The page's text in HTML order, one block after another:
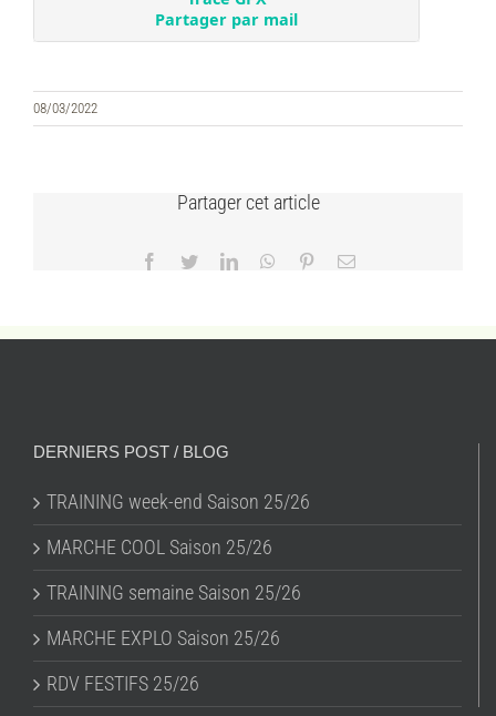
08/03/2022
Partager cet article
Facebook
TwitterLinkedInWhatsApp
PinterestEmail
DERNIERS POST / BLOG
TRAINING week-end Saison 25/26
MARCHE COOL Saison 25/26
TRAINING semaine Saison 25/26
MARCHE EXPLO Saison 25/26
RDV FESTIFS 25/26